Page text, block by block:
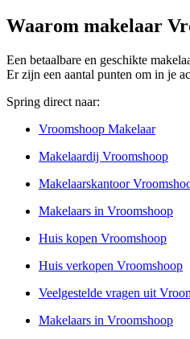
Waarom makelaar
Een betaalbare en geschikte
Er zijn een aantal punten om in je
Spring direct naar:
Vroomshoop Makelaar
Makelaardij Vroomshoop
Makelaarskantoor
Makelaars in Vroomshoop
Huis kopen Vroomshoop
Huis verkopen Vroomshoop
Veelgestelde vragen uit
Makelaars in Vroomshoop